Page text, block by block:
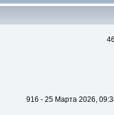
916 - 25 Марта 2026,